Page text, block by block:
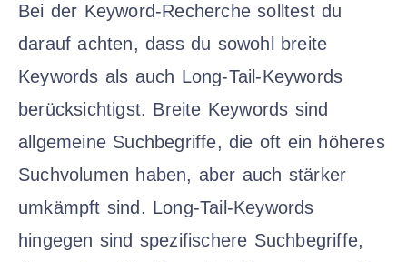
Bei der Keyword-Recherche solltest du
darauf achten, dass du sowohl breite
Keywords als auch Long-Tail-Keywords
berücksichtigst. Breite Keywords sind
allgemeine Suchbegriffe, die oft ein höheres
Suchvolumen haben, aber auch stärker
umkämpft sind. Long-Tail-Keywords
hingegen sind spezifischere Suchbegriffe,